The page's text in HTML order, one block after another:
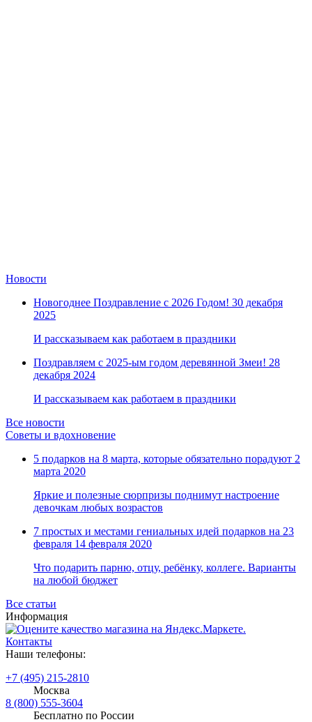
Новости
Новогоднее Поздравление с 2026 Годом! 30 декабря
2025
И рассказываем как работаем в праздники
Поздравляем с 2025-ым годом деревянной Змеи! 28
декабря 2024
И рассказываем как работаем в праздники
Все новости
Советы и вдохновение
5 подарков на 8 марта, которые обязательно порадуют 2
марта 2020
Яркие и полезные сюрпризы поднимут настроение
девочкам любых возрастов
7 простых и местами гениальных идей подарков на 23
февраля 14 февраля 2020
Что подарить парню, отцу, ребёнку, коллеге. Варианты
на любой бюджет
Все статьи
Информация
Контакты
Наши телефоны:
+7 (495) 215-2810
Москва
8 (800) 555-3604
Бесплатно по России